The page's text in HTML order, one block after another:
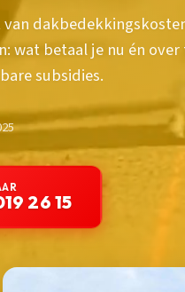
wat betaal je nu én
subsidies.
26 15